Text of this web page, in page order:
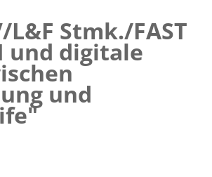
L&F Stmk./FAST
und digitale
und